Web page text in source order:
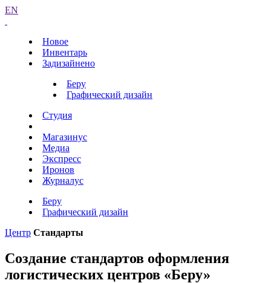
EN
Новое
Инвентарь
Задизайнено
Беру
Графический дизайн
Студия
Магазинус
Медиа
Экспресс
Иронов
Журналус
Беру
Графический дизайн
Центр Стандарты
Создание стандартов оформления
логистических центров «Беру»